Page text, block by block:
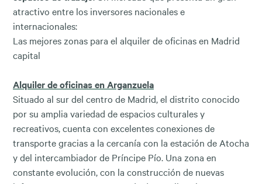
atractivo entre los inversores nacionales e
internacionales:
Las mejores zonas para el alquiler de oficinas en Madrid
capital
Alquiler de oficinas en Arganzuela
Situado al sur del centro de Madrid, el distrito conocido
por su amplia variedad de espacios culturales y
recreativos, cuenta con excelentes conexiones de
transporte gracias a la cercanía con la estación de Atocha
y del intercambiador de Príncipe Pío. Una zona en
constante evolución, con la construcción de nuevas